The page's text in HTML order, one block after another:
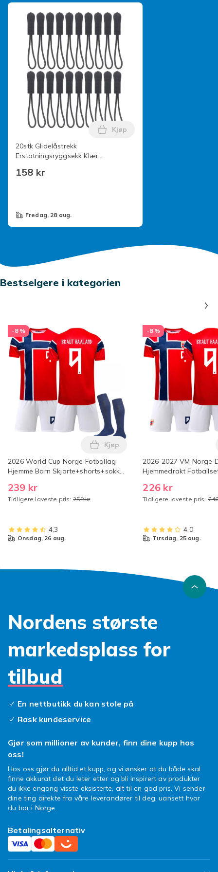
20stk Glidelåstrekk
Erstatningsryggsekk Klær
158 kr
Legg 20stk Glidelåstrekk
Kjøp
fredag, 28 aug.
Bestselgere i kategorien
-8 %
2026 World Cup Norge Fotballag
Hjemme Barn Skjorte+shorts+sokker
239 kr
Tidligere laveste pris: 259 kr
Legg 2026 World Cup Norge
Kjøp
4,3
onsdag, 26 aug.
-8 %
2026-2027 VM Norge
Hjemmedrakt
130cm) Nr.9 Haaland
22
226 kr
Tidligere laveste pris:
4,0
tirsdag, 25 aug.
Nordens største
markedsplass for
tilbud
En nettbutikk du kan stole på
Rask kundeservice
Gjør som millioner av kunder, finn dine kupp hos
oss!
Hos oss gjør du alltid et kupp, og vi ønsker at du både skal
finne akkurat det du leter etter og bli inspirert av produkter
du ikke engang visste eksisterte, alt til en god pris. Vi sender
dine ting direkte fra våre leverandører til deg, uansett hvor
du bor i Norge.
Betalingsalternativ